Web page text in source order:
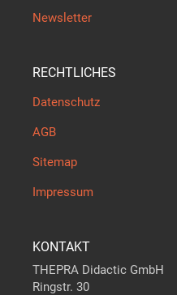
Newsletter
RECHTLICHES
Datenschutz
AGB
Sitemap
Impressum
KONTAKT
THEPRA Didactic GmbH
Ringstr. 30